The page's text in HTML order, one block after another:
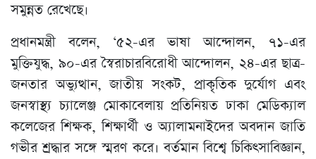
সমুন্নত রেখেছে।
প্রধানমন্ত্রী বলেন, ‘৫২-এর ভাষা আন্দোলন, ৭১-এর
মুক্তিযুদ্ধ, ৯০-এর স্বৈরাচারবিরোধী আন্দোলন, ২৪-এর ছাত্র-
জনতার অভ্যুত্থান, জাতীয় সংকট, প্রাকৃতিক দুর্যোগ এবং
জনস্বাস্থ্য চ্যালেঞ্জ মোকাবেলায় প্রতিনিয়ত ঢাকা মেডিক্যাল
কলেজের শিক্ষক, শিক্ষার্থী ও অ্যালামনাইদের অবদান জাতি
গভীর শ্রদ্ধার সঙ্গে স্মরণ করে। বর্তমান বিশ্বে চিকিৎসাবিজ্ঞান,